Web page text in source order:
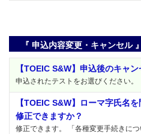
『 申込内容変更・キャンセル
【TOEIC S&W】申込後のキャ
申込されたテストをお選びください。
【TOEIC S&W】ローマ字氏名
修正できますか？
修正できます。 「各種変更手続きに